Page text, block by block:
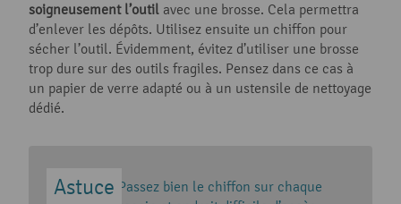
soigneusement l’outil avec une brosse. Cela permettra
d’enlever les dépôts. Utilisez ensuite un chiffon pour
sécher l’outil. Évidemment, évitez d’utiliser une brosse
trop dure sur des outils fragiles. Pensez dans ce cas à
un papier de verre adapté ou à un ustensile de nettoyage
dédié.
Passez bien le chiffon sur chaque